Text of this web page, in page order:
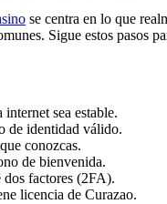
se centra en lo que
Sigue estos pasos
sea estable.
de identidad válido.
conozcas.
de bienvenida.
factores (2FA).
licencia de Curazao.